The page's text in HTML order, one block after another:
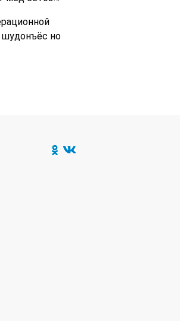
шудонъёс но